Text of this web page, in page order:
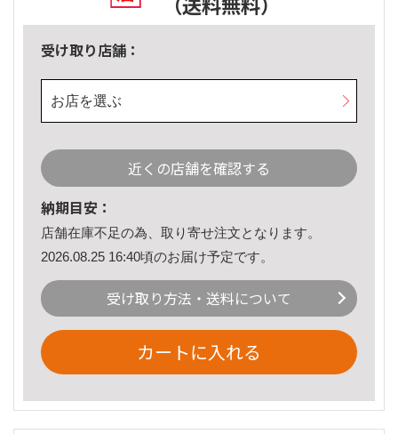
受け取り店舗：
お店を選ぶ
近くの店舗を確認する
納期目安：
店舗在庫不足の為、取り寄せ注文となります。
2026.08.25 16:40頃のお届け予定です。
受け取り方法・送料について
カートに入れる